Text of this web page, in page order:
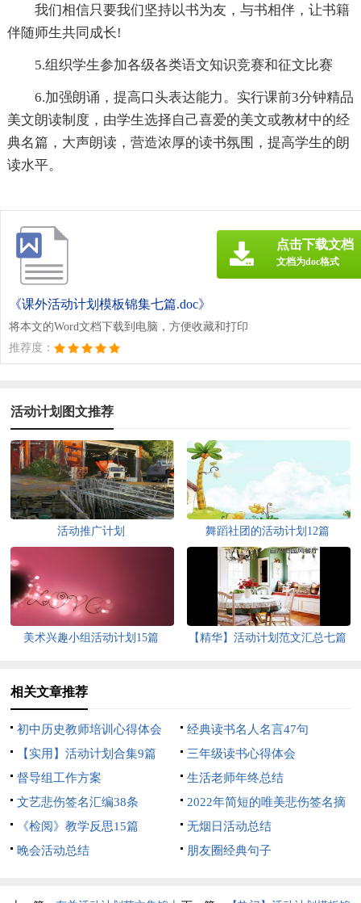
我们相信只要我们坚持以书为友，与书相伴，让书籍
伴随师生共同成长!
5.组织学生参加各级各类语文知识竞赛和征文比赛
6.加强朗诵，提高口头表达能力。实行课前3分钟精品
美文朗读制度，由学生选择自己喜爱的美文或教材中的经
典名篇，大声朗读，营造浓厚的读书氛围，提高学生的朗
读水平。
《课外活动计划模板锦集七篇.doc》
将本文的Word文档下载到电脑，方便收藏和打印
推荐度：
点击下载文档
文档为doc格式
活动计划图文推荐
活动推广计划 舞蹈社团的活动计划12篇
美术兴趣小组活动计划15篇 【精华】活动计划范文汇总七篇
相关文章推荐
初中历史教师培训心得体会
经典读书名人名言47句
【实用】活动计划合集9篇
三年级读书心得体会
督导组工作方案
生活老师年终总结
文艺悲伤签名汇编38条
2022年简短的唯美悲伤签名摘
录80句
《检阅》教学反思15篇
无烟日活动总结
晚会活动总结
朋友圈经典句子